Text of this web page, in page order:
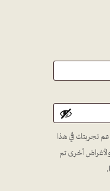
تجربتك في هذا
أخرى تم